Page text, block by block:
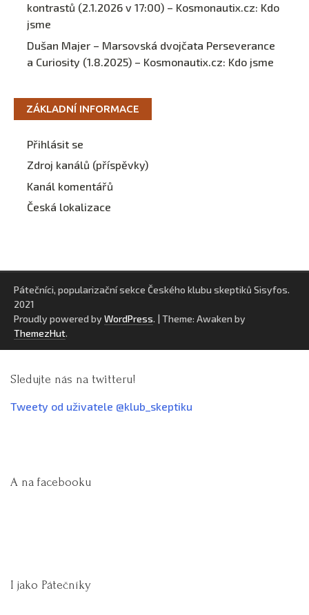
kontrastů (2.1.2026 v 17:00) – Kosmonautix.cz: Kdo
jsme
Dušan Majer – Marsovská dvojčata Perseverance
a Curiosity (1.8.2025) – Kosmonautix.cz: Kdo jsme
ZÁKLADNÍ INFORMACE
Přihlásit se
Zdroj kanálů (příspěvky)
Kanál komentářů
Česká lokalizace
Pátečníci, popularizační sekce Českého klubu skeptiků Sisyfos.
2021
Proudly powered by WordPress. | Theme: Awaken by
ThemezHut.
Sledujte nás na twitteru!
Tweety od uživatele @klub_skeptiku
A na facebooku
I jako Pátečníky